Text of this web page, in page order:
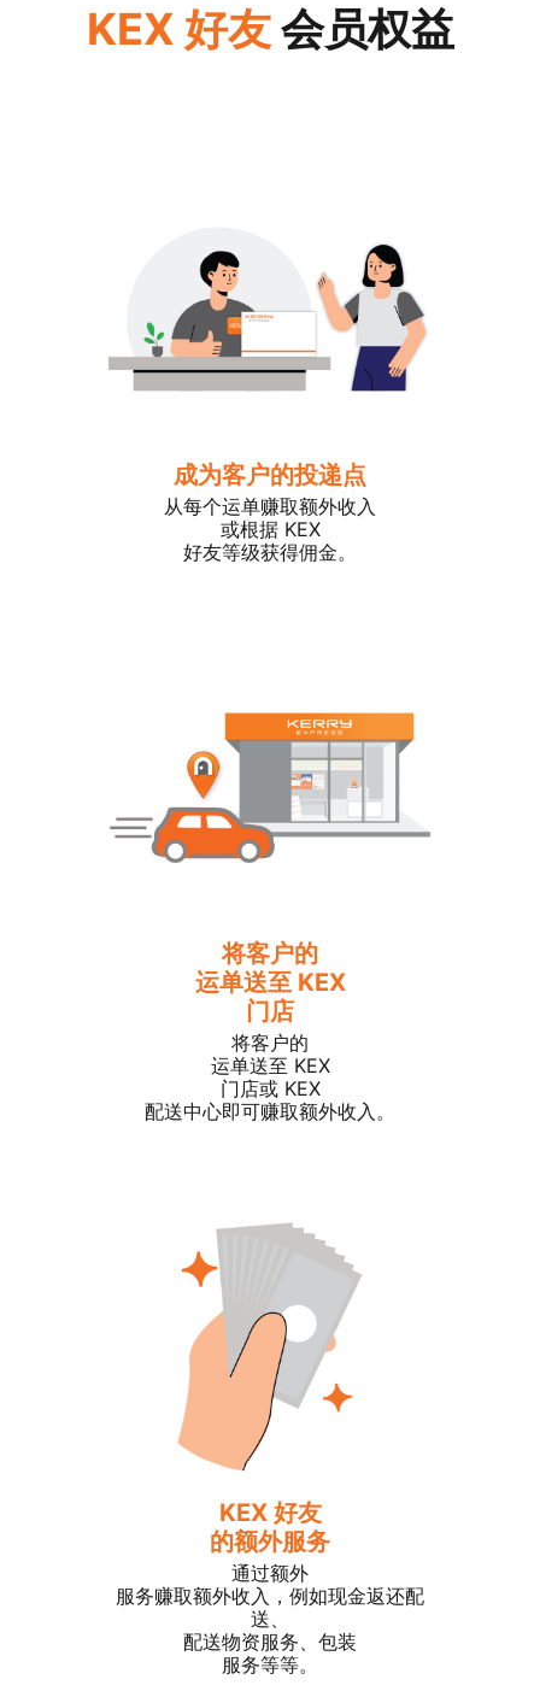
KEX 好友会员权益
成为客户的投递点
从每个运单赚取额外收入
或根据 KEX
好友等级获得佣金。
将客户的
运单送至 KEX
门店
将客户的
运单送至 KEX
门店或 KEX
配送中心即可赚取额外收入。
KEX 好友
的额外服务
通过额外
服务赚取额外收入，例如现金返还配
送、
配送物资服务、包装
服务等等。